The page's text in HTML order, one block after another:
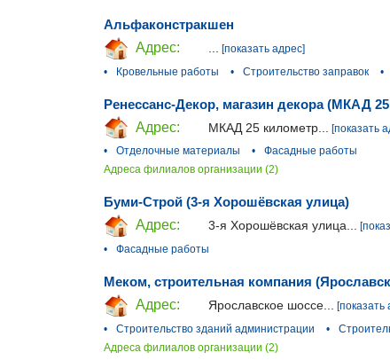
Альфаконстракшен
Адрес:
[показать адрес]
•
Кровельные работы • Строительство заправок •
Ренессанс-Декор, магазин декора (МКАД
Адрес:
МКАД 25 километр...
[показать
•
Отделочные материалы •
Фасадные работы
Адреса филиалов организации (2)
Буми-Строй (3-я Хорошёвская улица)
Адрес:
3-я Хорошёвская улица...
•
Фасадные работы
Меком, строительная компания
Адрес:
Ярославское шоссе...
[показать
•
Строительство зданий администрации •
Адреса филиалов организации (2)